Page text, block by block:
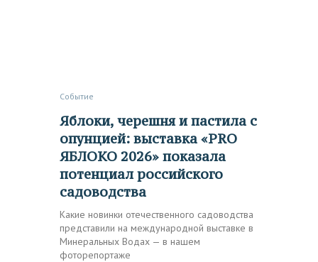
Событие
Яблоки, черешня и пастила с
опунцией: выставка «PRО
ЯБЛОКО 2026» показала
потенциал российского
садоводства
Какие новинки отечественного садоводства
представили на международной выставке в
Минеральных Водах — в нашем
фоторепортаже